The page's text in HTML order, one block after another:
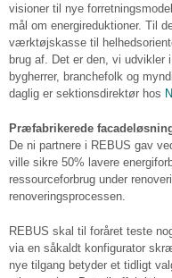
visioner til nye
mål om energireduktioner. Til
værktøjskasse til
brug af. Det er den, vi udvikler
bygherrer, branchefolk og
daglig er sektionsdirektør hos
Præfabrikerede
De ni partnere i REBUS gav
ville sikre 50% lavere
ressourceforbrug under
renoveringsprocessen.
REBUS skal til foråret teste
via en såkaldt konfigurator
nye tilgang betyder et tidligt